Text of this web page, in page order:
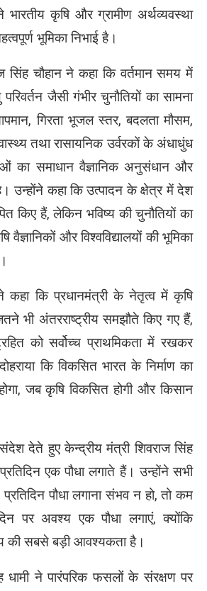
भारतीय कृषि और ग्रामीण अर्थव्यवस्था
भूमिका निभाई है।
सिंह चौहान ने कहा कि वर्तमान समय में
जैसी गंभीर चुनौतियों का सामना
गिरता भूजल स्तर, बदलता मौसम,
तथा रासायनिक उर्वरकों के अंधाधुंध
का समाधान वैज्ञानिक अनुसंधान और
उन्होंने कहा कि उत्पादन के क्षेत्र में देश
किए हैं, लेकिन भविष्य की चुनौतियों का
और विश्वविद्यालयों की भूमिका
कहा कि प्रधानमंत्री के नेतृत्व में कृषि
भी अंतरराष्ट्रीय समझौते किए गए हैं,
को सर्वोच्च प्राथमिकता में रखकर
कि विकसित भारत के निर्माण का
जब कृषि विकसित होगी और किसान
देते हुए केन्द्रीय मंत्री शिवराज सिंह
एक पौधा लगाते हैं। उन्होंने सभी
पौधा लगाना संभव न हो, तो कम
पर अवश्य एक पौधा लगाएं, क्योंकि
की सबसे बड़ी आवश्यकता है।
धामी ने पारंपरिक फसलों के संरक्षण पर